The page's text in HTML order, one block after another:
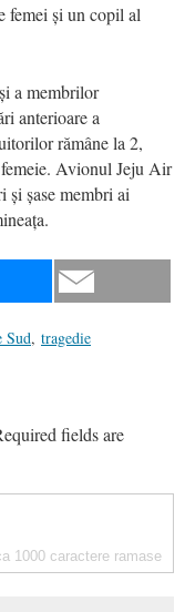
femei și un copil al
a membrilor
anterioare a
rămâne la 2,
Avionul Jeju Air
și șase membri ai
Sud, tragedie
fields are
1000 caractere ramase